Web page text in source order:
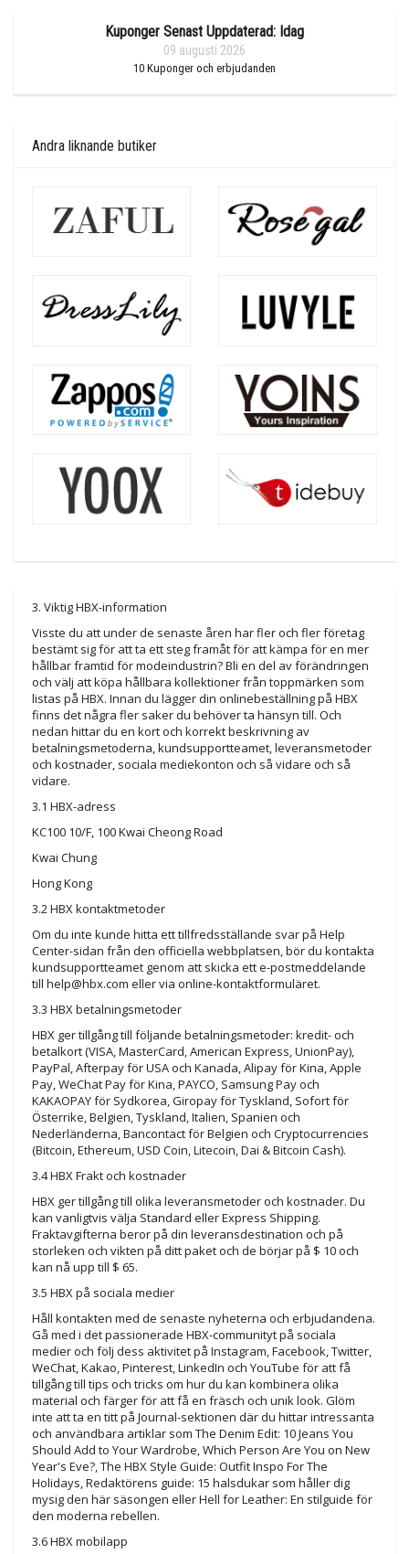
Kuponger Senast Uppdaterad: Idag
09 augusti 2026
10 Kuponger och erbjudanden
Andra liknande butiker
3. Viktig HBX-information
Visste du att under de senaste åren har fler och fler företag
bestämt sig för att ta ett steg framåt för att kämpa för en mer
hållbar framtid för modeindustrin? Bli en del av förändringen
och välj att köpa hållbara kollektioner från toppmärken som
listas på HBX. Innan du lägger din onlinebeställning på HBX
finns det några fler saker du behöver ta hänsyn till. Och
nedan hittar du en kort och korrekt beskrivning av
betalningsmetoderna, kundsupportteamet, leveransmetoder
och kostnader, sociala mediekonton och så vidare och så
vidare.
3.1 HBX-adress
KC100 10/F, 100 Kwai Cheong Road
Kwai Chung
Hong Kong
3.2 HBX kontaktmetoder
Om du inte kunde hitta ett tillfredsställande svar på Help
Center-sidan från den officiella webbplatsen, bör du kontakta
kundsupportteamet genom att skicka ett e-postmeddelande
till help@hbx.com eller via online-kontaktformuläret.
3.3 HBX betalningsmetoder
HBX ger tillgång till följande betalningsmetoder: kredit- och
betalkort (VISA, MasterCard, American Express, UnionPay),
PayPal, Afterpay för USA och Kanada, Alipay för Kina, Apple
Pay, WeChat Pay för Kina, PAYCO, Samsung Pay och
KAKAOPAY för Sydkorea, Giropay för Tyskland, Sofort för
Österrike, Belgien, Tyskland, Italien, Spanien och
Nederländerna, Bancontact för Belgien och Cryptocurrencies
(Bitcoin, Ethereum, USD Coin, Litecoin, Dai & Bitcoin Cash).
3.4 HBX Frakt och kostnader
HBX ger tillgång till olika leveransmetoder och kostnader. Du
kan vanligtvis välja Standard eller Express Shipping.
Fraktavgifterna beror på din leveransdestination och på
storleken och vikten på ditt paket och de börjar på $ 10 och
kan nå upp till $ 65.
3.5 HBX på sociala medier
Håll kontakten med de senaste nyheterna och erbjudandena.
Gå med i det passionerade HBX-communityt på sociala
medier och följ dess aktivitet på Instagram, Facebook, Twitter,
WeChat, Kakao, Pinterest, LinkedIn och YouTube för att få
tillgång till tips och tricks om hur du kan kombinera olika
material och färger för att få en fräsch och unik look. Glöm
inte att ta en titt på Journal-sektionen där du hittar intressanta
och användbara artiklar som The Denim Edit: 10 Jeans You
Should Add to Your Wardrobe, Which Person Are You on New
Year's Eve?, The HBX Style Guide: Outfit Inspo For The
Holidays, Redaktörens guide: 15 halsdukar som håller dig
mysig den här säsongen eller Hell for Leather: En stilguide för
den moderna rebellen.
3.6 HBX mobilapp